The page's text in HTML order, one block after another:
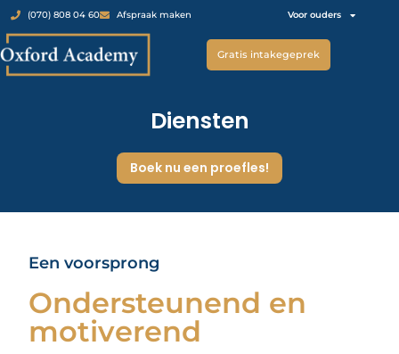
(070) 808 04 60 Afspraak maken Voor ouders
Gratis intakegeprek
Diensten
Boek nu een proefles!
Een voorsprong
Ondersteunend en
motiverend